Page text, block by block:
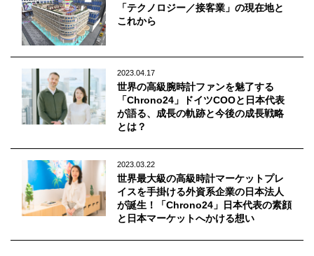
初めての方へ
Q&A
企業担当の方へ
企業ログイン
ログイン
利用規約
運営会社
「テクノロジー／接客業」の現在地と
これから
2023.04.17
世界の高級腕時計ファンを魅了する
「Chrono24」ドイツCOOと日本代表
が語る、成長の軌跡と今後の成長戦略
とは？
2023.03.22
世界最大級の高級時計マーケットプレ
イスを手掛ける外資系企業の日本法人
が誕生！「Chrono24」日本代表の素顔
と日本マーケットへかける想い